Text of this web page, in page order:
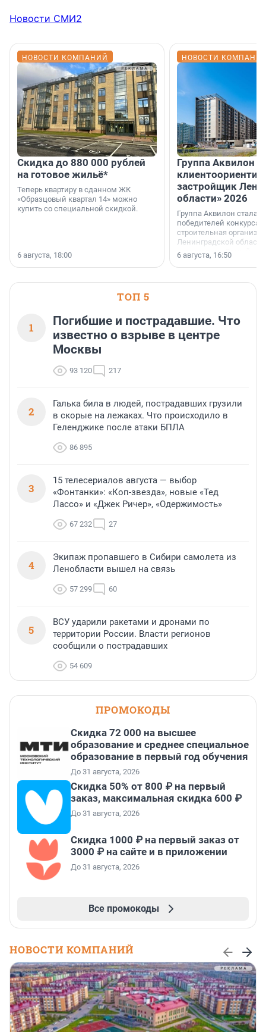
Новости СМИ2
НОВОСТИ КОМПАНИЙ
Скидка до 880 000 рублей
на готовое жильё*
Теперь квартиру в сданном ЖК
«Образцовый квартал 14» можно
купить со специальной скидкой.
6 августа, 18:00
НОВОСТИ
Группа Аквилон
застройщик
области» 2026
Группа Аквилон стала
победителей конкурса
строительная
Ленинградской области
номинации «Самый
застройщик
области».
6 августа, 16:50
ТОП 5
1
Погибшие и пострадавшие. Что
известно о взрыве в центре
Москвы
93 120 217
2
Галька била в людей, пострадавших грузили
в скорые на лежаках. Что происходило в
Геленджике после атаки БПЛА
86 895
3
15 телесериалов августа — выбор
«Фонтанки»: «Коп-звезда», новые «Тед
Лассо» и «Джек Ричер», «Одержимость»
67 232 27
4
Экипаж пропавшего в Сибири самолета из
Ленобласти вышел на связь
57 299 60
5
ВСУ ударили ракетами и дронами по
территории России. Власти регионов
сообщили о пострадавших
54 609
ПРОМОКОДЫ
Скидка 72 000 на высшее
образование и среднее специальное
образование в первый год обучения
До 31 августа, 2026
Скидка 50% от 800 ₽ на первый
заказ, максимальная скидка 600 ₽
До 31 августа, 2026
Скидка 1000 ₽ на первый заказ от
3000 ₽ на сайте и в приложении
До 31 августа, 2026
Все промокоды
НОВОСТИ КОМПАНИЙ